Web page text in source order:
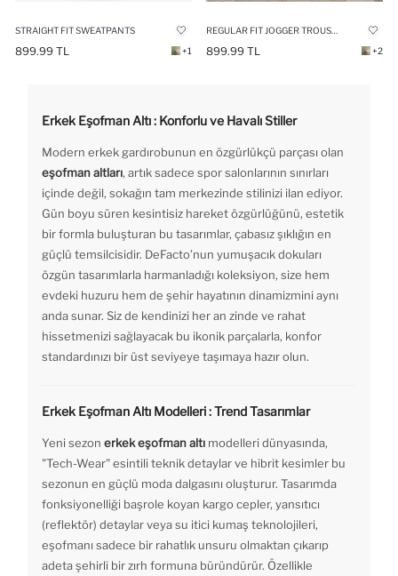
STRAIGHT FIT SWEATPANTS
899.99 TL +1 899.99 TL +2
Erkek Eşofman Altı : Konforlu ve Havalı Stiller
Modern erkek gardırobunun en özgürlükçü parçası olan
eşofman altları, artık sadece spor salonlarının sınırları
içinde değil, sokağın tam merkezinde stilinizi ilan ediyor.
Gün boyu süren kesintisiz hareket özgürlüğünü, estetik
bir formla buluşturan bu tasarımlar, çabasız şıklığın en
güçlü temsilcisidir. DeFacto’nun yumuşacık dokuları
özgün tasarımlarla harmanladığı koleksiyon, size hem
evdeki huzuru hem de şehir hayatının dinamizmini aynı
anda sunar. Siz de kendinizi her an zinde ve rahat
hissetmenizi sağlayacak bu ikonik parçalarla, konfor
standardınızı bir üst seviyeye taşımaya hazır olun.
Erkek Eşofman Altı Modelleri : Trend Tasarımlar
Yeni sezon erkek eşofman altı modelleri dünyasında,
"Tech-Wear" esintili teknik detaylar ve hibrit kesimler bu
sezonun en güçlü moda dalgasını oluşturur. Tasarımda
fonksiyonelliği başrole koyan kargo cepler, yansıtıcı
(reflektör) detaylar veya su itici kumaş teknolojileri,
eşofmanı sadece bir rahatlık unsuru olmaktan çıkarıp
adeta şehirli bir zırh formuna büründürür. Özellikle